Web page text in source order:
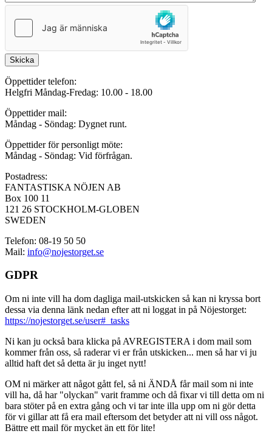
Skicka
Öppettider telefon:
Helgfri Måndag-Fredag: 10.00 - 18.00
Öppettider mail:
Måndag - Söndag: Dygnet runt.
Öppettider för personligt möte:
Måndag - Söndag: Vid förfrågan.
Postadress:
FANTASTISKA NÖJEN AB
Box 100 11
121 26 STOCKHOLM-GLOBEN
SWEDEN
Telefon: 08-19 50 50
Mail: info@nojestorget.se
GDPR
Om ni inte vill ha dom dagliga mail-utskicken så kan ni kryssa bort
dessa via denna länk nedan efter att ni loggat in på Nöjestorget:
https://nojestorget.se/user#_tasks
Ni kan ju också bara klicka på AVREGISTERA i dom mail som
kommer från oss, så raderar vi er från utskicken... men så har vi ju
alltid haft det så detta är ju inget nytt!
OM ni märker att något gått fel, så ni ÄNDÅ får mail som ni inte
vill ha, då har "olyckan" varit framme och då fixar vi till detta om ni
bara stöter på en extra gång och vi tar inte illa upp om ni gör detta
för vi gillar att få era mail eftersom det betyder att ni vill oss något.
Bättre ett mail för mycket än ett för lite!